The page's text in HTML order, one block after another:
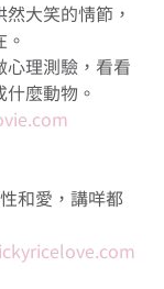
大笑的情節，
心理測驗，看看
麼動物。
和愛，講咩都